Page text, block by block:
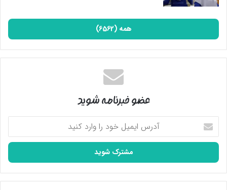
همه (6562)
عضو خبرنامه شوید
آدرس
ایمیل
خود
وارد
کنید